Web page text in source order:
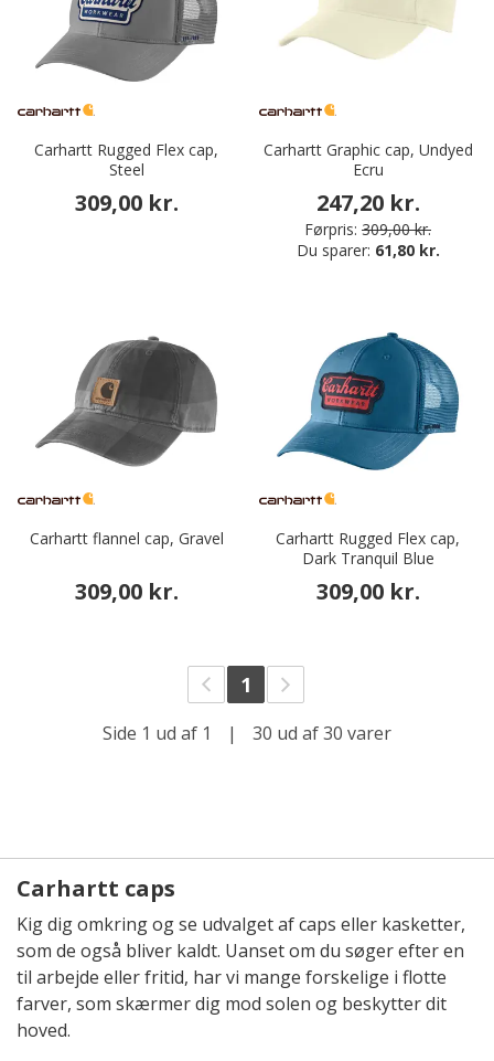
Carhartt Rugged Flex cap,
Steel
309,00 kr.
Carhartt Graphic cap, Undyed
Ecru
247,20 kr.
Førpris: 309,00 kr.
Du sparer: 61,80 kr.
Carhartt flannel cap, Gravel
309,00 kr.
Carhartt Rugged Flex cap,
Dark Tranquil Blue
309,00 kr.
1
Side 1 ud af 1 | 30 ud af 30 varer
Carhartt caps
Kig dig omkring og se udvalget af caps eller kasketter,
som de også bliver kaldt. Uanset om du søger efter en
til arbejde eller fritid, har vi mange forskelige i flotte
farver, som skærmer dig mod solen og beskytter dit
hoved.